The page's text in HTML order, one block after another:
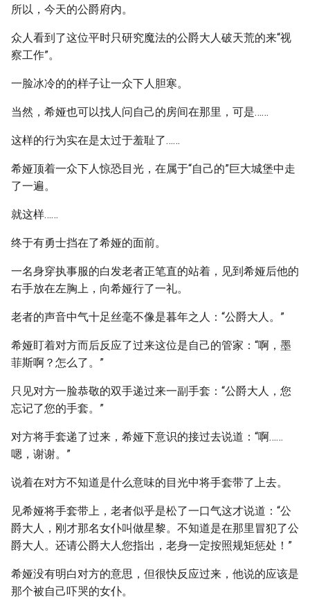
所以，今天的公爵府内。
众人看到了这位平时只研究魔法的公爵大人破天荒的来“视
察工作”。
一脸冰冷的的样子让一众下人胆寒。
当然，希娅也可以找人问自己的房间在那里，可是……
这样的行为实在是太过于羞耻了……
希娅顶着一众下人惊恐目光，在属于“自己的”巨大城堡中走
了一遍。
就这样……
终于有勇士挡在了希娅的面前。
一名身穿执事服的白发老者正笔直的站着，见到希娅后他的
右手放在左胸上，向希娅行了一礼。
老者的声音中气十足丝毫不像是暮年之人：“公爵大人。”
希娅盯着对方而后反应了过来这位是自己的管家：“啊，墨
菲斯啊？怎么了。”
只见对方一脸恭敬的双手递过来一副手套：“公爵大人，您
忘记了您的手套。”
对方将手套递了过来，希娅下意识的接过去说道：“啊……
嗯，谢谢。”
说着在对方不知道是什么意味的目光中将手套带了上去。
见希娅将手套带上，老者似乎是松了一口气这才说道：“公
爵大人，刚才那名女仆叫做星黎。不知道是在那里冒犯了公
爵大人。还请公爵大人您指出，老身一定按照规矩惩处！”
希娅没有明白对方的意思，但很快反应过来，他说的应该是
那个被自己吓哭的女仆。